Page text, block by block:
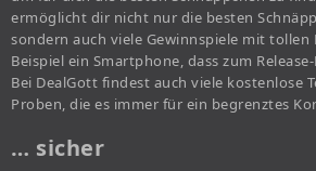
ermöglicht dir nicht nur die besten
sondern auch viele Gewinnspiele mit tollen
Beispiel ein Smartphone, dass zum
Bei DealGott findest auch viele kostenlose
Proben, die es immer für ein begrenztes
… sicher